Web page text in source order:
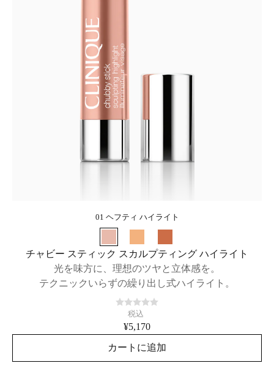
01 ヘフティ ハイライト
チャビー スティック スカルプティング ハイライト
光を味方に、理想のツヤと立体感を。
テクニックいらずの繰り出し式ハイライト。
税込
¥5,170
カートに追加